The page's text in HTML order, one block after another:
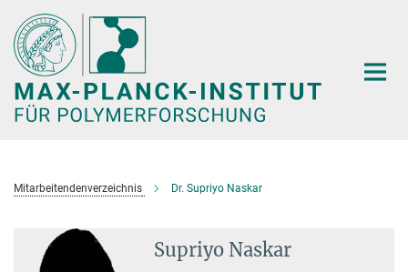
Hauptinhalt
Mitarbeitendenverzeichnis Dr. Supriyo Naskar
Supriyo Naskar